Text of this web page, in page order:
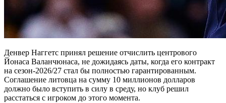
Денвер Наггетс принял решение отчислить центрового
Йонаса Валанчюнаса, не дожидаясь даты, когда его контракт
на сезон-2026/27 стал бы полностью гарантированным.
Соглашение литовца на сумму 10 миллионов долларов
должно было вступить в силу в среду, но клуб решил
расстаться с игроком до этого момента.